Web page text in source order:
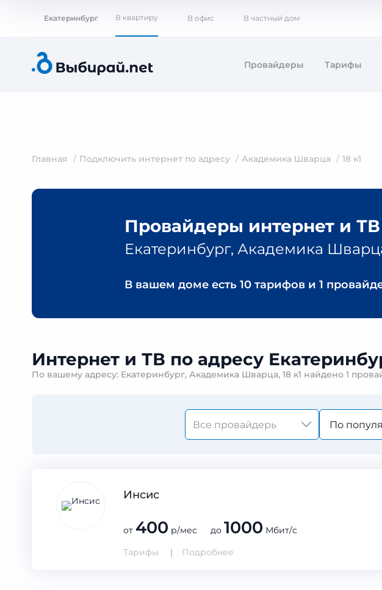
Екатеринбург В квартиру В офис В частный дом
Провайдеры Тарифы
Главная Подключить интернет по адресу Академика Шварца 18 к1
Провайдеры интернет и
Екатеринбург, Академика
В вашем доме есть 10 тарифов и 1
Интернет и ТВ по адресу
По вашему адресу: Екатеринбург, Академика Шварца, 18 к1 найдено 1
По
Инсис
от 400 р/мес до 1000 Мбит/с
Тарифы
Подробнее